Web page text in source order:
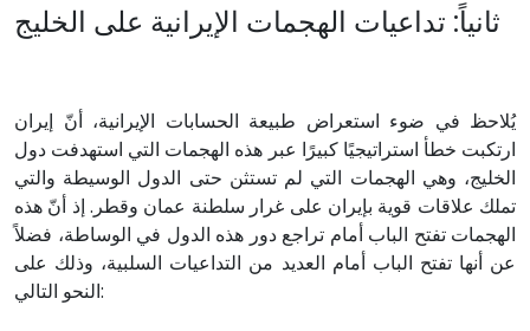
ثانياً: تداعيات الهجمات الإيرانية على الخليج
يُلاحظ في ضوء استعراض طبيعة الحسابات الإيرانية، أنّ إيران
ارتكبت خطأ استراتيجيًا كبيرًا عبر هذه الهجمات التي استهدفت دول
الخليج، وهي الهجمات التي لم تستثن حتى الدول الوسيطة والتي
تملك علاقات قوية بإيران على غرار سلطنة عمان وقطر. إذ أنّ هذه
الهجمات تفتح الباب أمام تراجع دور هذه الدول في الوساطة، فضلاً
عن أنها تفتح الباب أمام العديد من التداعيات السلبية، وذلك على
النحو التالي: